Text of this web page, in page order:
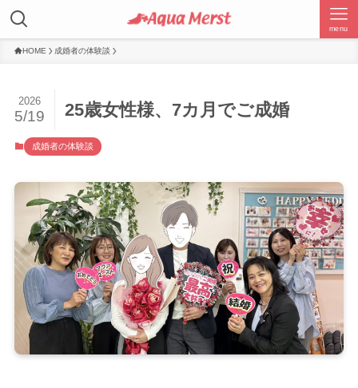
menu
HOME 成婚者の体験談
25歳女性様、7カ月でご成婚
2026
5/19
成婚者の体験談